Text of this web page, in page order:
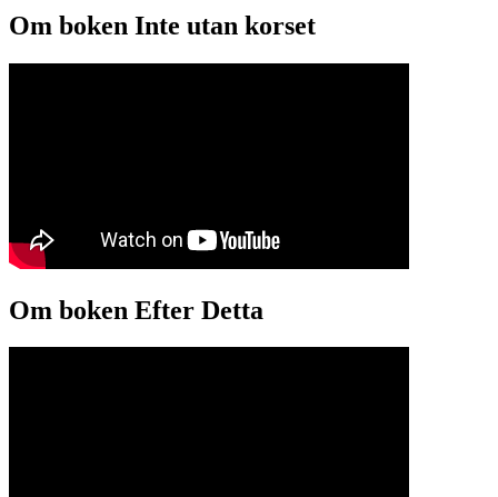
Om boken Inte utan korset
Om boken Efter Detta